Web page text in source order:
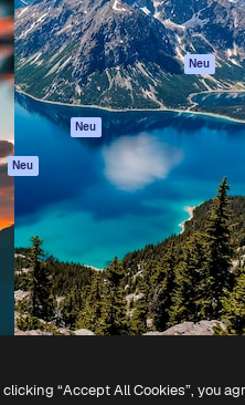
ChatGPT
Neu
Neu
Tools
AGB
Originale Neu
Cookie-Richtlinie
Partner
Unternehmen
vorbehalten.
clicking “Accept All Cookies”, you